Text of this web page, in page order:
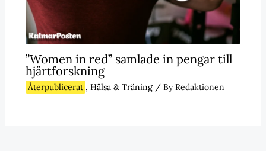
”Women in red” samlade in pengar till
hjärtforskning
Återpublicerat , Hälsa & Träning/ ByRedaktionen